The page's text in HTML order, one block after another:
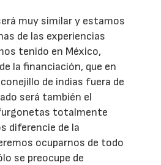
muy similar y estamos
de las experiencias
tenido en México,
la financiación, que en
de indias fuera de
será también el
totalmente
diferencie de la
ocuparnos de todo
se preocupe de